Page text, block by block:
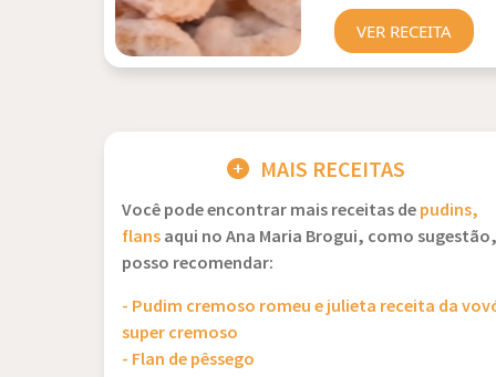
VER RECEITA
MAIS RECEITAS
Você pode encontrar mais receitas depudins,
flansaqui no Ana Maria Brogui, como sugestão,
posso recomendar:
- Pudim cremoso romeu e julieta receita da
super cremoso
- Flan de pêssego